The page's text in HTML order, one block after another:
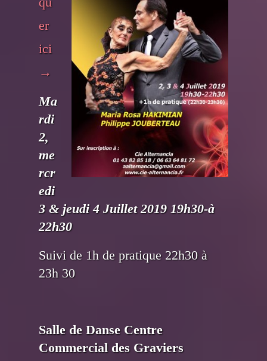
er
ici
→
Ma
rdi
2,
me
rcr
edi
3 & jeudi 4 Juillet 2019 19h30-à
22h30
Suivi de 1h de pratique 22h30 à
23h 30
Salle de Danse Centre
Commercial des Graviers